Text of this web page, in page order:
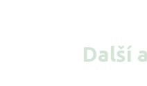
Další